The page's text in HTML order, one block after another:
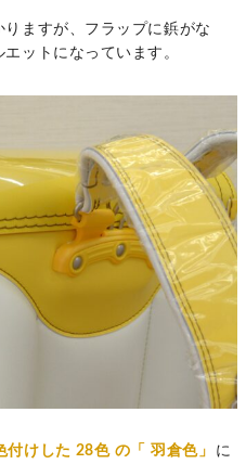
ますが、フラップに鋲がな
ットになっています。
付けした 28色 の「 羽倉色」
に